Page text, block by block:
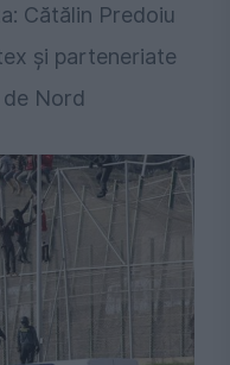
Cătălin Predoiu
și parteneriate
Nord